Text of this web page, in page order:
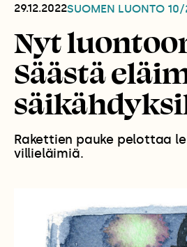
29.12.2022SUOMEN LUONTO 10/
Nyt
Säästä
Rakettien pauke pelottaa
villieläimiä.